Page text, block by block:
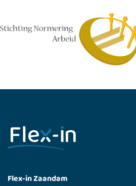
Flex-in Zaandam